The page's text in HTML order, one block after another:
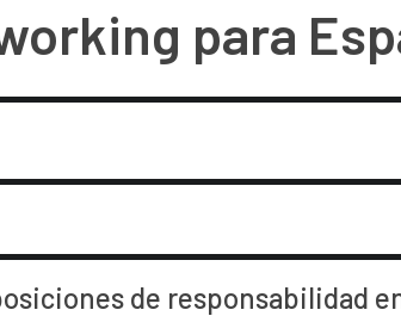
para
de responsabilidad